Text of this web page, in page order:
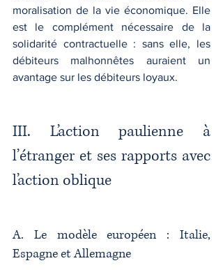
moralisation de la vie économique. Elle
est le complément nécessaire de la
solidarité contractuelle : sans elle, les
débiteurs malhonnêtes auraient un
avantage sur les débiteurs loyaux.
III. L’action paulienne à
l’étranger et ses rapports avec
l’action oblique
A. Le modèle européen : Italie,
Espagne et Allemagne